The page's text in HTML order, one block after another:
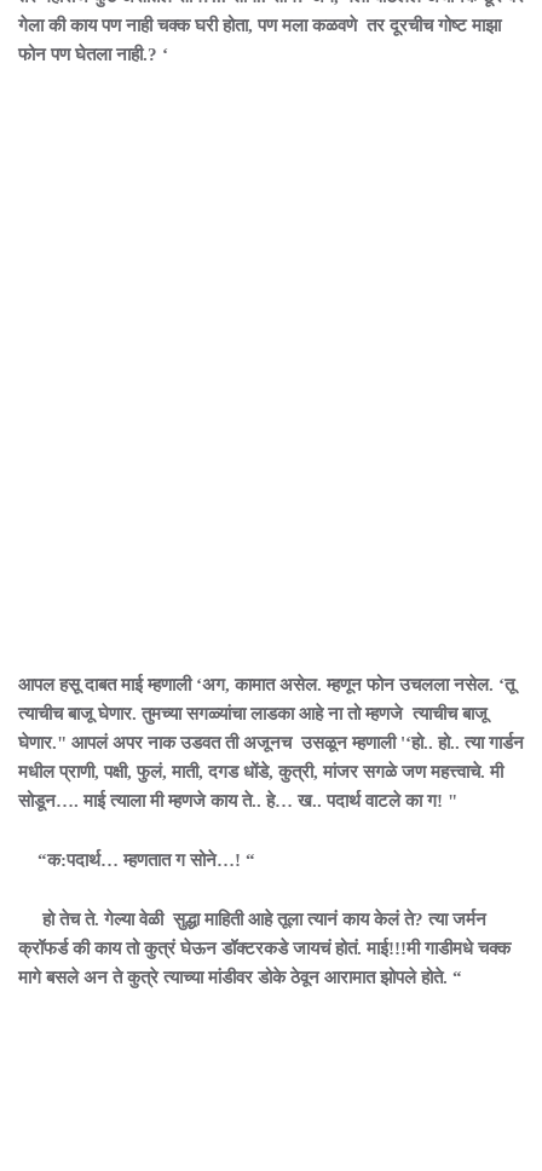
गेला की काय पण नाही चक्क घरी होता, पण मला कळवणे तर दूरचीच गोष्ट माझा
फोन पण घेतला नाही.? ‘
आपल हसू दाबत माई म्हणाली ‘अग, कामात असेल. म्हणून फोन उचलला नसेल. ‘तू
त्याचीच बाजू घेणार. तुमच्या सगळ्यांचा लाडका आहे ना तो म्हणजे त्याचीच बाजू
घेणार." आपलं अपर नाक उडवत ती अजूनच उसळून म्हणाली '‘हो.. हो.. त्या गार्डन
मधील प्राणी, पक्षी, फुलं, माती, दगड धोंडे, कुत्री, मांजर सगळे जण महत्त्वाचे. मी
सोडून…. माई त्याला मी म्हणजे काय ते.. हे… ख.. पदार्थ वाटले का ग! "
“क:पदार्थ… म्हणतात ग सोने…! “
हो तेच ते. गेल्या वेळी सुद्धा माहिती आहे तूला त्यानं काय केलं ते? त्या जर्मन
क्रॉफर्ड की काय तो कुत्रं घेऊन डॉक्टरकडे जायचं होतं. माई!!!मी गाडीमधे चक्क
मागे बसले अन ते कुत्रे त्याच्या मांडीवर डोके ठेवून आरामात झोपले होते. “